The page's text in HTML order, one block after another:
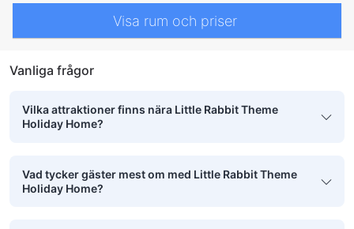
Visa rum och priser
Vanliga frågor
Vilka attraktioner finns nära Little Rabbit Theme
Holiday Home?
Vad tycker gäster mest om med Little Rabbit Theme
Holiday Home?